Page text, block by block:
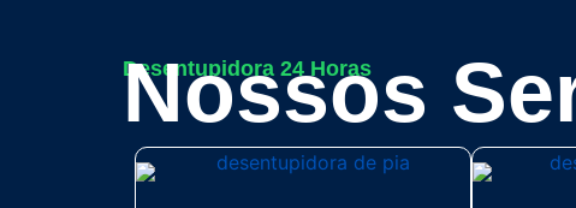
Desentupidora 24 Horas
Nossos